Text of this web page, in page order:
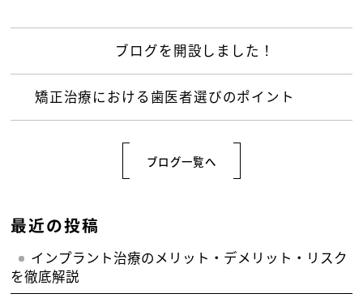
ブログを開設しました！
矯正治療における歯医者選びのポイント
ブログ一覧へ
最近の投稿
インプラント治療のメリット・デメリット・リスク
を徹底解説